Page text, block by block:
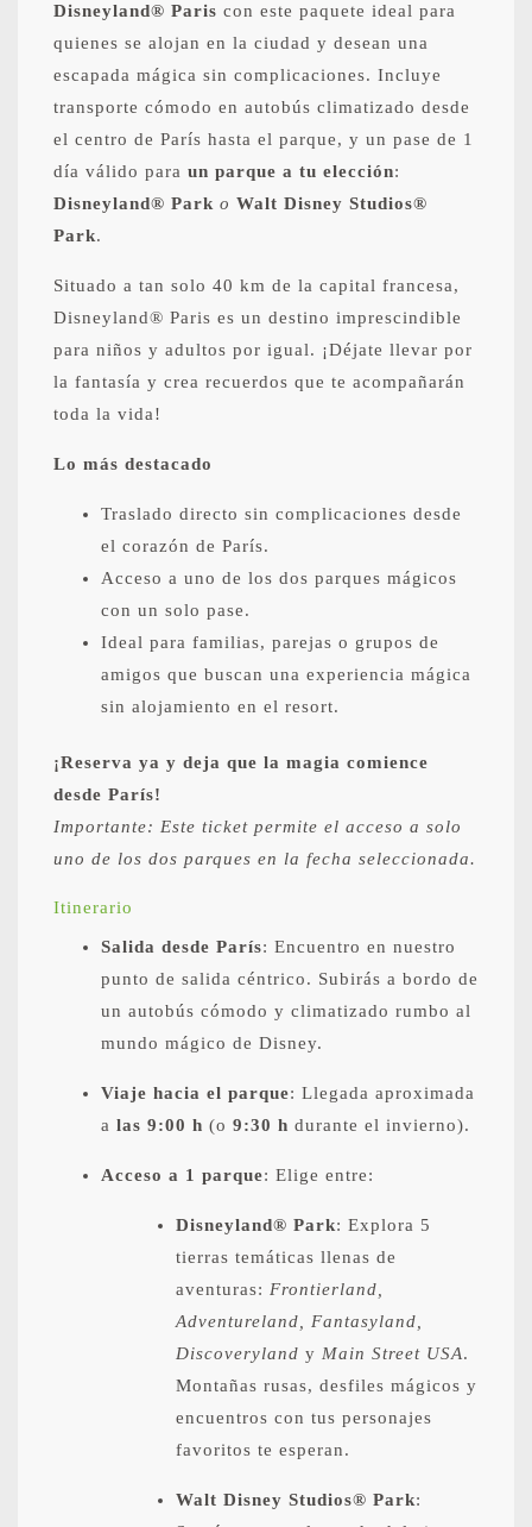
Disneyland® Paris con este paquete ideal para
quienes se alojan en la ciudad y desean una
escapada mágica sin complicaciones. Incluye
transporte cómodo en autobús climatizado desde
el centro de París hasta el parque, y un pase de 1
día válido para un parque a tu elección:
Disneyland® Park o Walt Disney Studios®
Park.
Situado a tan solo 40 km de la capital francesa,
Disneyland® Paris es un destino imprescindible
para niños y adultos por igual. ¡Déjate llevar por
la fantasía y crea recuerdos que te acompañarán
toda la vida!
Lo más destacado
Traslado directo sin complicaciones desde
el corazón de París.
Acceso a uno de los dos parques mágicos
con un solo pase.
Ideal para familias, parejas o grupos de
amigos que buscan una experiencia mágica
sin alojamiento en el resort.
¡Reserva ya y deja que la magia comience
desde París!
Importante: Este ticket permite el acceso a solo
uno de los dos parques en la fecha seleccionada.
Itinerario
Salida desde París: Encuentro en nuestro
punto de salida céntrico. Subirás a bordo de
un autobús cómodo y climatizado rumbo al
mundo mágico de Disney.
Viaje hacia el parque: Llegada aproximada
a las 9:00 h (o 9:30 h durante el invierno).
Acceso a 1 parque: Elige entre:
Disneyland® Park: Explora 5
tierras temáticas llenas de
aventuras: Frontierland,
Adventureland, Fantasyland,
Discoveryland y Main Street USA.
Montañas rusas, desfiles mágicos y
encuentros con tus personajes
favoritos te esperan.
Walt Disney Studios® Park: